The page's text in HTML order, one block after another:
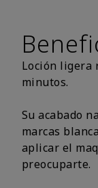
Loción ligera
minutos.
Su acabado
marcas
aplicar el
preocuparte.